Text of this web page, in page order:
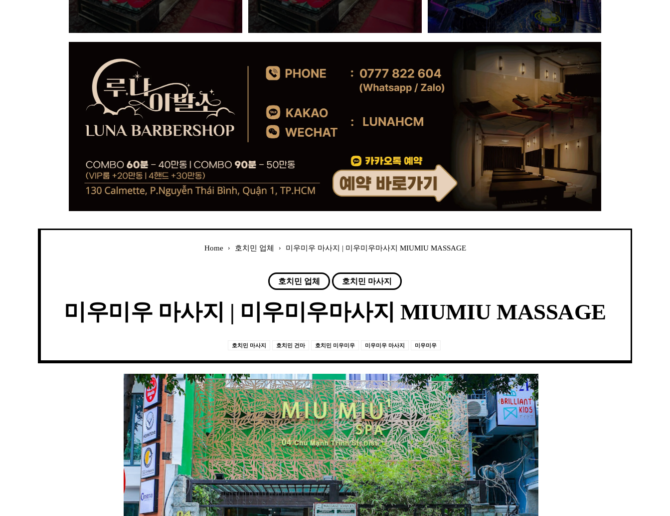
Home 호치민 업체 미우미우 마사지 | 미우미우마사지 MIUMIU MASSAGE
호치민 업체 호치민 마사지
미우미우 마사지 | 미우미우마사지 MIUMIU MASSAGE
호치민 마사지 호치민 건마 호치민 미우미우 미우미우 마사지 미우미우